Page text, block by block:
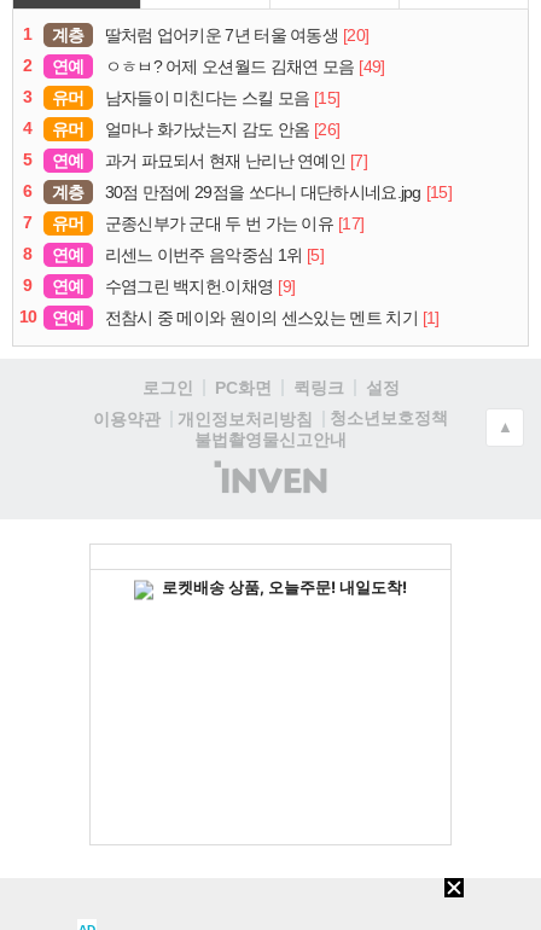
1 계층 딸처럼 업어키운 7년 터울 여동생 [20]
2
연예 ㅇㅎㅂ? 어제 오션월드 김채연 모음 [49]
3
유머 남자들이 미친다는 스킬 모음 [15]
4
유머 얼마나 화가났는지 감도 안옴 [26]
5
연예 과거 파묘되서 현재 난리난 연예인 [7]
6
계층 30점 만점에 29점을 쏘다니 대단하시네요.jpg [15]
7
유머 군종신부가 군대 두 번 가는 이유 [17]
8
연예 리센느 이번주 음악중심 1위 [5]
9
연예 수염그린 백지헌.이채영 [9]
10
연예 전참시 중 메이와 원이의 센스있는 멘트 치기 [1]
로그인 PC화면 퀵링크
설정
이용약관
개인정보처리방침
청소년보호정책
불법촬영물신고안내
(주)
인
▲